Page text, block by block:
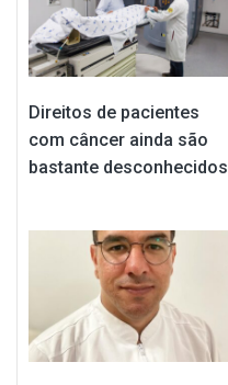
Direitos de pacientes
com câncer ainda são
bastante desconhecidos